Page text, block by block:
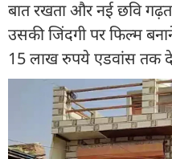
बात रखता और नई छवि
उसकी जिंदगी पर फिल्म
15 लाख रुपये एडवांस तक